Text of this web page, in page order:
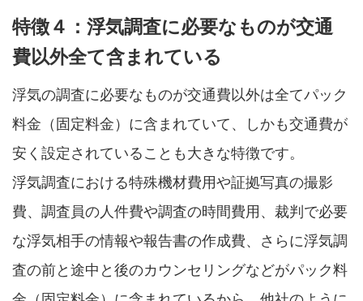
特徴４：浮気調査に必要なものが交通
費以外全て含まれている
浮気の調査に必要なものが交通費以外は全てパック
料金（固定料金）に含まれていて、しかも交通費が
安く設定されていることも大きな特徴です。
浮気調査における特殊機材費用や証拠写真の撮影
費、調査員の人件費や調査の時間費用、裁判で必要
な浮気相手の情報や報告書の作成費、さらに浮気調
査の前と途中と後のカウンセリングなどがパック料